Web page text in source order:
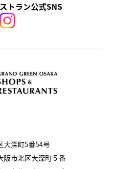
大深町5番54号
阪市北区大深町５番
トラン公式SNS